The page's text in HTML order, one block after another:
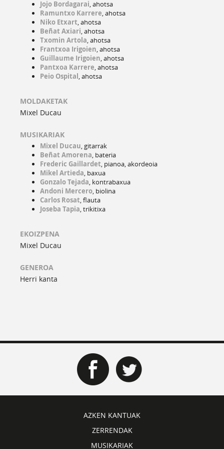
Jojo Bordagarai, ahotsa
Ramuntxo Karrere, ahotsa
Niko Etxart, ahotsa
Beñat Axiari, ahotsa
Txomin Artola, ahotsa
Frantxoa Irigoien, ahotsa
Guillaume Irigoien, ahotsa
Pantxoa Karrere, ahotsa
Peio Ospital, ahotsa
MOLDAKETAK
Mixel Ducau
MUSIKARIAK
Mixel Ducau, gitarrak
Beñat Amorena, bateria
Frederic Gaillardet, pianoa, akordeoia
Mikel Artieda, baxua
Gonzalo Tejada, kontrabaxua
Andoni Mercero, biolina
Carlos Rosat, flauta
Joseba Tapia, trikitixa
EKOIZPENA
Mixel Ducau
GENEROA
Herri kanta
AZKEN KANTUAK
ZERRENDAK
MUSIKARIAK